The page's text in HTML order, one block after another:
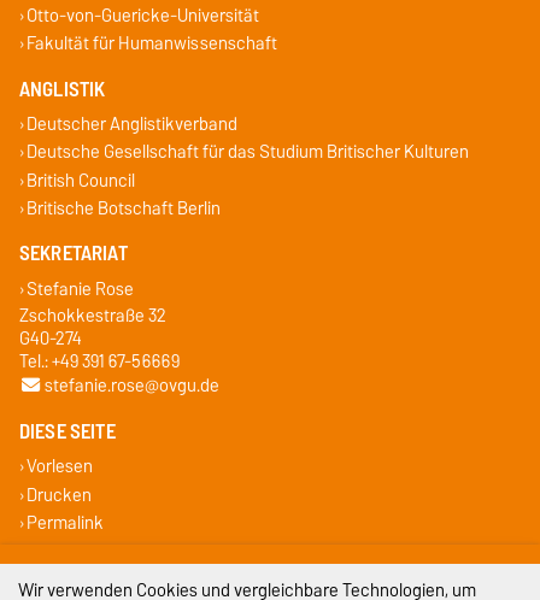
Otto-von-Guericke-Universität
Fakultät für Humanwissenschaft
ANGLISTIK
Deutscher Anglistikverband
Deutsche Gesellschaft für das Studium Britischer Kulturen
British Council
Britische Botschaft Berlin
SEKRETARIAT
Stefanie Rose
Zschokkestraße 32
G40-274
Tel.: +49 391 67-56669
stefanie.rose@ovgu.de
DIESE SEITE
Vorlesen
Drucken
Permalink
Impressum
Wir verwenden Cookies und vergleichbare Technologien, um